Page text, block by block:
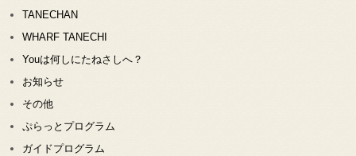
TANECHAN
WHARF TANECHI
Youは何しにたねさしへ？
お知らせ
その他
ぷらっとプログラム
ガイドプログラム